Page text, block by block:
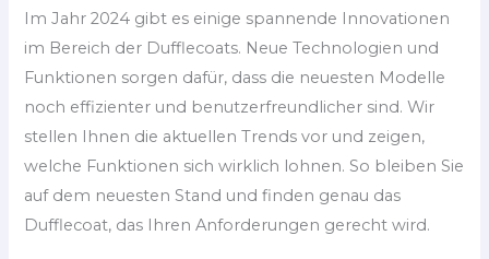
Im Jahr 2024 gibt es einige spannende Innovationen
im Bereich der Dufflecoats. Neue Technologien und
Funktionen sorgen dafür, dass die neuesten Modelle
noch effizienter und benutzerfreundlicher sind. Wir
stellen Ihnen die aktuellen Trends vor und zeigen,
welche Funktionen sich wirklich lohnen. So bleiben Sie
auf dem neuesten Stand und finden genau das
Dufflecoat, das Ihren Anforderungen gerecht wird.